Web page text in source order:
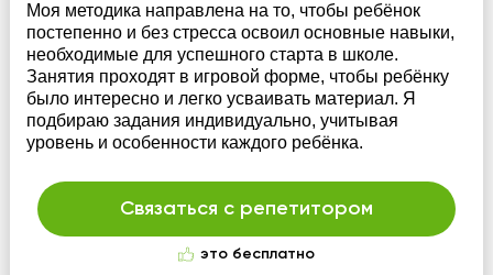
Моя методика направлена на то, чтобы ребёнок
постепенно и без стресса освоил основные навыки,
необходимые для успешного старта в школе.
Занятия проходят в игровой форме, чтобы ребёнку
было интересно и легко усваивать материал. Я
подбираю задания индивидуально, учитывая
уровень и особенности каждого ребёнка.
Связаться с репетитором
это бесплатно